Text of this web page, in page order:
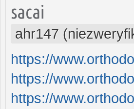
sacai
ahr147
https://
https://
https://